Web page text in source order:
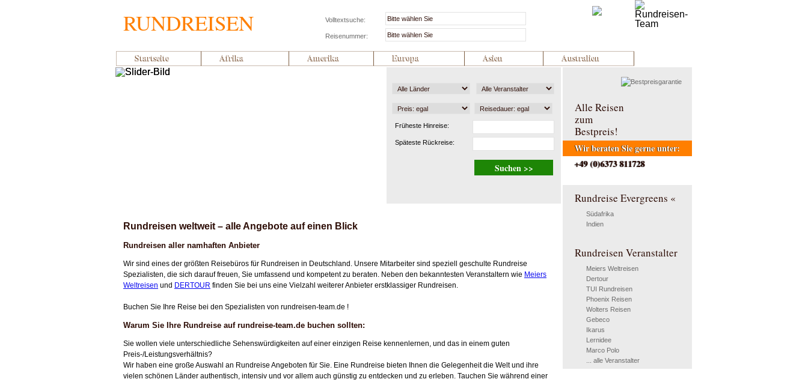
RUNDREISEN Volltextsuche:
Reisenummer:
Startseite Afrika Amerika Europa Asien Australien
Alle Reisen
zum
Bestpreis!
Wir beraten Sie gerne unter:
+49 (0)6373 811728
Rundreise Evergreens «
Südafrika
Indien
Rundreisen Veranstalter
Meiers Weltreisen
Dertour
TUI Rundreisen
Phoenix Reisen
Wolters Reisen
Gebeco
Ikarus
Lernidee
Marco Polo
... alle Veranstalter
Früheste Hinreise:
Späteste Rückreise:
Rundreisen weltweit – alle Angebote auf einen Blick
Rundreisen aller namhaften Anbieter
Wir sind eines der größten Reisebüros für Rundreisen in Deutschland. Unsere Mitarbeiter sind speziell geschulte Rundreise
Spezialisten, die sich darauf freuen, Sie umfassend und kompetent zu beraten. Neben den bekanntesten Veranstaltern wie Meiers
Weltreisen und DERTOUR finden Sie bei uns eine Vielzahl weiterer Anbieter erstklassiger Rundreisen.
Buchen Sie Ihre Reise bei den Spezialisten von rundreisen-team.de !
Warum Sie Ihre Rundreise auf rundreise-team.de buchen sollten:
Sie wollen viele unterschiedliche Sehenswürdigkeiten auf einer einzigen Reise kennenlernen, und das in einem guten
Preis-/Leistungsverhältnis?
Wir haben eine große Auswahl an Rundreise Angeboten für Sie. Eine Rundreise bieten Ihnen die Gelegenheit die Welt und ihre
vielen schönen Länder authentisch, intensiv und vor allem auch günstig zu entdecken und zu erleben. Tauchen Sie während einer